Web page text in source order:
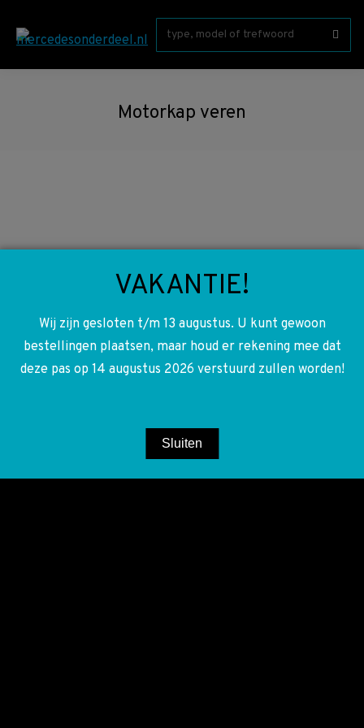
Zoeken:
Motorkap veren
Copyright © MercedesOnderdeel.nl 2026 | Webdevelopment: Have a
Byte
VAKANTIE!
Wij zijn gesloten t/m 13 augustus. U kunt gewoon
bestellingen plaatsen, maar houd er rekening mee dat
deze pas op 14 augustus 2026 verstuurd zullen worden!
Sluiten